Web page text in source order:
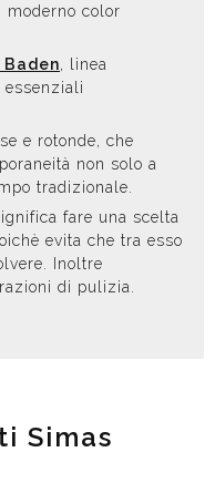
color
Baden, linea
e rotonde, che
non solo a
tradizionale.
fare una scelta
evita che tra esso
Inoltre
di pulizia.
Simas